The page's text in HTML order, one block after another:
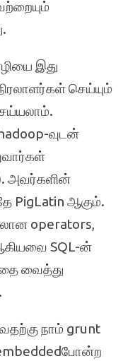
இது
செய்யும்
வுடன்
அவர்களின்
PigLatin ஆகும்.
operators,
SQL-ன்
வைத்து
நாம் grunt